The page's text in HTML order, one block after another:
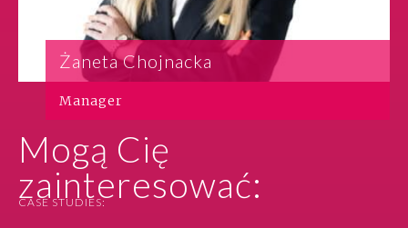
Żaneta Chojnacka
Manager
Mogą Cię
zainteresować:
CASE STUDIES: